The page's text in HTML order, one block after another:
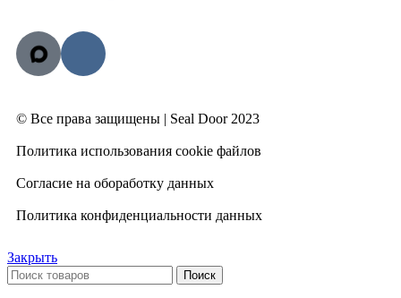
© Все права защищены | Seal Door 2023
Политика использования cookie файлов
Согласие на обоработку данных
Политика конфиденциальности данных
Закрыть
Поиск